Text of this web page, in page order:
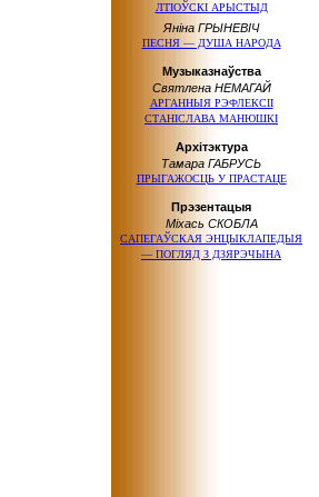
ЛТІОЎСКІ АРЫСТЫД
Яніна ГРЫНЕВІЧ
ПЕСНЯ — ДУША НАРОДА
Музыказнаўства
Святлена НЕМАГАЙ
АРГАННЫЯ РЭФЛЕКСІІ
СТАНІСЛАВА МАНЮШКІ
Архітэктура
Тамара ГАБРУСЬ
ПРЫГАЖОСЦЬ У ПРАСТАЦЕ
Прэзентацыя
Міхась СКОБЛА
САПЕГАЎСКАЯ ЭНЦЫКЛАПЕДЫЯ
— ПОГЛЯД З ДЗЯРЭЧЫНА